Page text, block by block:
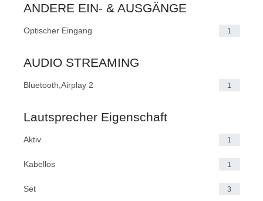
ANDERE EIN- & AUSGÄNGE
Optischer Eingang 1
AUDIO STREAMING
Bluetooth,Airplay 2 1
Lautsprecher Eigenschaft
Aktiv 1
Kabellos 1
Set 3